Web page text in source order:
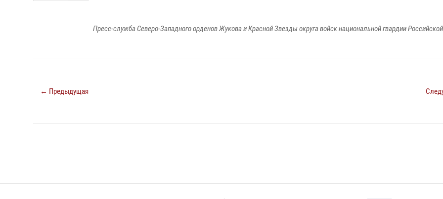
Пресс-служба Северо-Западного орденов Жукова и Красной Звезды округа войск национальной гвардии
← Предыдущая